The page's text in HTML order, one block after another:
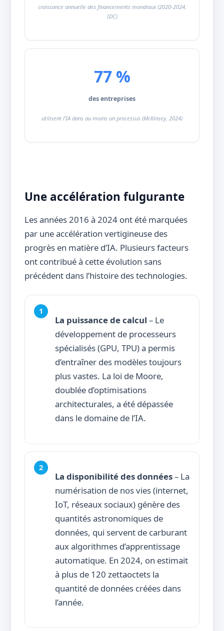
croissance annuelle des financements mondiaux (2020-2024,
IDC)
77 %
des entreprises
utilisent l’IA dans au moins un processus (McKinsey, 2024)
Une accélération fulgurante
Les années 2016 à 2024 ont été marquées
par une accélération vertigineuse des
progrès en matière d’IA. Plusieurs facteurs
ont contribué à cette évolution sans
précédent dans l’histoire des technologies.
La puissance de calcul – Le
développement de processeurs
spécialisés (GPU, TPU) a permis
d’entraîner des modèles toujours
plus vastes. La loi de Moore,
doublée d’optimisations
architecturales, a été dépassée
dans le domaine de l’IA.
La disponibilité des données– La
numérisation de nos vies (internet,
IoT, réseaux sociaux) génère des
quantités astronomiques de
données, qui servent de carburant
aux algorithmes d’apprentissage
automatique. En 2024, on estimait
à plus de 120 zettaoctets la
quantité de données créées dans
l’année.